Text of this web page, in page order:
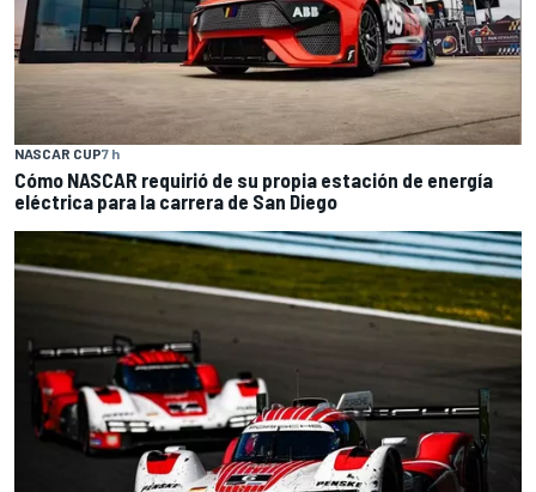
NASCAR CUP7 h
Cómo NASCAR requirió de su propia estación de energía
eléctrica para la carrera de San Diego